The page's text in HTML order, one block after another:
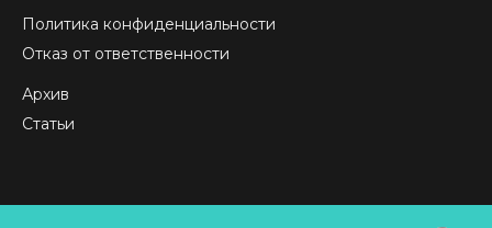
Политика конфиденциальности
Отказ от ответственности
Архив
Статьи